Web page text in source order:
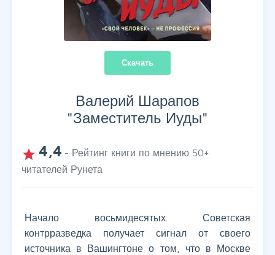
Скачать
Валерий Шарапов
"Заместитель Иуды"
grade 4,4 - Рейтинг книги по мнению 50+
читателей Рунета
Начало восьмидесятых. Советская
контрразведка получает сигнал от своего
источника в Вашингтоне о том, что в Москве